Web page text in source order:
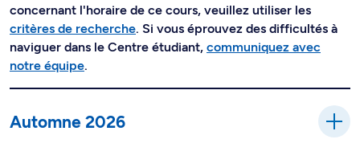
concernant l'horaire de ce cours, veuillez utiliser les
critères de recherche. Si vous éprouvez des difficultés à
naviguer dans le Centre étudiant, communiquez avec
notre équipe.
Automne 2026